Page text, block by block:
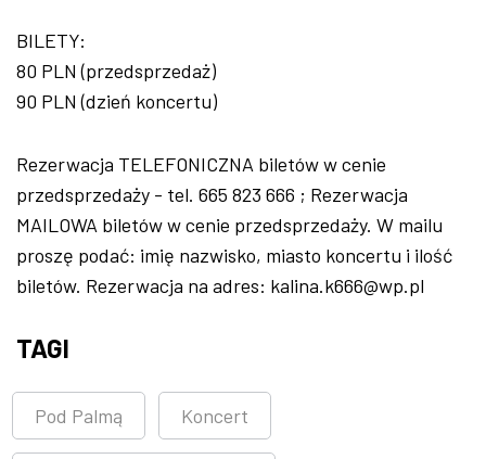
BILETY:
80 PLN (przedsprzedaż)
90 PLN (dzień koncertu)
Rezerwacja TELEFONICZNA biletów w cenie
przedsprzedaży - tel. 665 823 666 ; Rezerwacja
MAILOWA biletów w cenie przedsprzedaży. W mailu
proszę podać: imię nazwisko, miasto koncertu i ilość
biletów. Rezerwacja na adres: kalina.k666@wp.pl
TAGI
Pod Palmą Koncert